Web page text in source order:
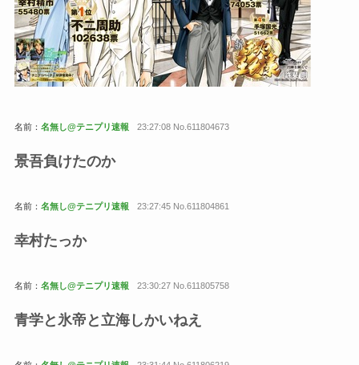
名前： 名無し@テニプリ速報 23:27:08 No.611804673
景吾負けたのか
名前： 名無し@テニプリ速報 23:27:45 No.611804861
幸村たっか
名前： 名無し@テニプリ速報 23:30:27 No.611805758
青学と氷帝と立海しかいねえ